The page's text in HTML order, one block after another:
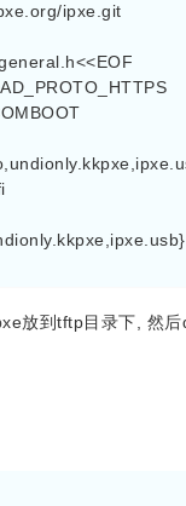
ipxe.git
放到tftp目录下, 然后